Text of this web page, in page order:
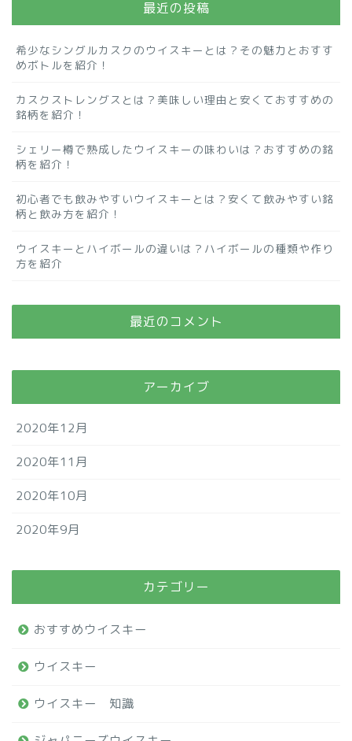
最近の投稿
希少なシングルカスクのウイスキーとは？その魅力とおすす
めボトルを紹介！
カスクストレングスとは？美味しい理由と安くておすすめの
銘柄を紹介！
シェリー樽で熟成したウイスキーの味わいは？おすすめの銘
柄を紹介！
初心者でも飲みやすいウイスキーとは？安くて飲みやすい銘
柄と飲み方を紹介！
ウイスキーとハイボールの違いは？ハイボールの種類や作り
方を紹介
最近のコメント
アーカイブ
2020年12月
2020年11月
2020年10月
2020年9月
カテゴリー
おすすめウイスキー
ウイスキー
ウイスキー 知識